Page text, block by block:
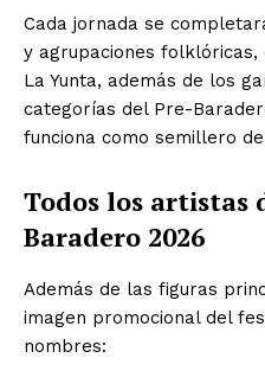
Cada jornada se
y agrupaciones
La Yunta, además de los
categorías del Pre-
funciona como semillero
Todos los artistas
Baradero 2026
Además de las figuras
imagen promocional del
nombres: